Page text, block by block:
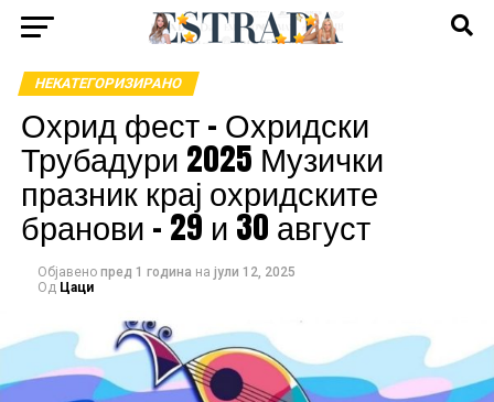
НЕКАТЕГОРИЗИРАНО
Охрид фест – Охридски
Трубадури 2025 Музички
празник крај охридските
бранови – 29 и 30 август
Објавено пред 1 година на јули 12, 2025
Од Цаци